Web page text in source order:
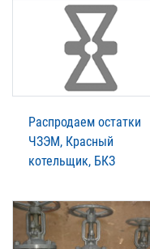
Распродаем остатки
ЧЗЭМ, Красный
котельщик, БКЗ